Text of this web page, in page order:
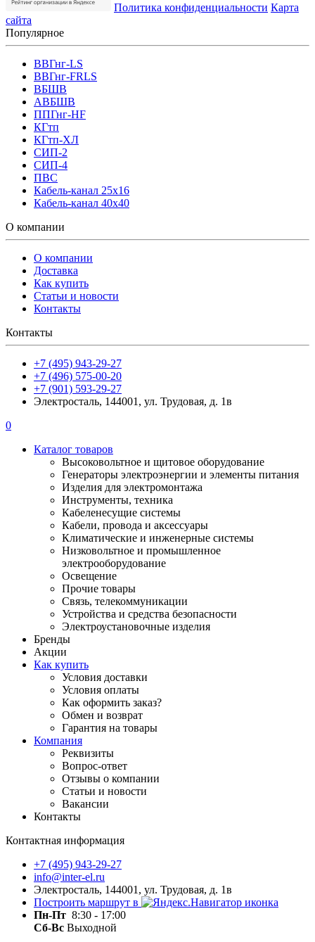
Политика конфиденциальности Карта
сайта
Популярное
ВВГнг-LS
ВВГнг-FRLS
ВБШВ
АВБШВ
ППГнг-HF
КГтп
КГтп-ХЛ
СИП-2
СИП-4
ПВС
Кабель-канал 25х16
Кабель-канал 40х40
О компании
О компании
Доставка
Как купить
Статьи и новости
Контакты
Контакты
+7 (495) 943-29-27
+7 (496) 575-00-20
+7 (901) 593-29-27
Электросталь, 144001, ул. Трудовая, д. 1в
0
Каталог товаров
Высоковольтное и щитовое оборудование
Генераторы электроэнергии и элементы питания
Изделия для электромонтажа
Инструменты, техника
Кабеленесущие системы
Кабели, провода и аксессуары
Климатические и инженерные системы
Низковольтное и промышленное
электрооборудование
Освещение
Прочие товары
Связь, телекоммуникации
Устройства и средства безопасности
Электроустановочные изделия
Бренды
Акции
Как купить
Условия доставки
Условия оплаты
Как оформить заказ?
Обмен и возврат
Гарантия на товары
Компания
Реквизиты
Вопрос-ответ
Отзывы о компании
Статьи и новости
Вакансии
Контакты
Контактная информация
+7 (495) 943-29-27
info@inter-el.ru
Электросталь, 144001, ул. Трудовая, д. 1в
Построить маршрут в
Пн-Пт 8:30 - 17:00
Сб-Вс Выходной